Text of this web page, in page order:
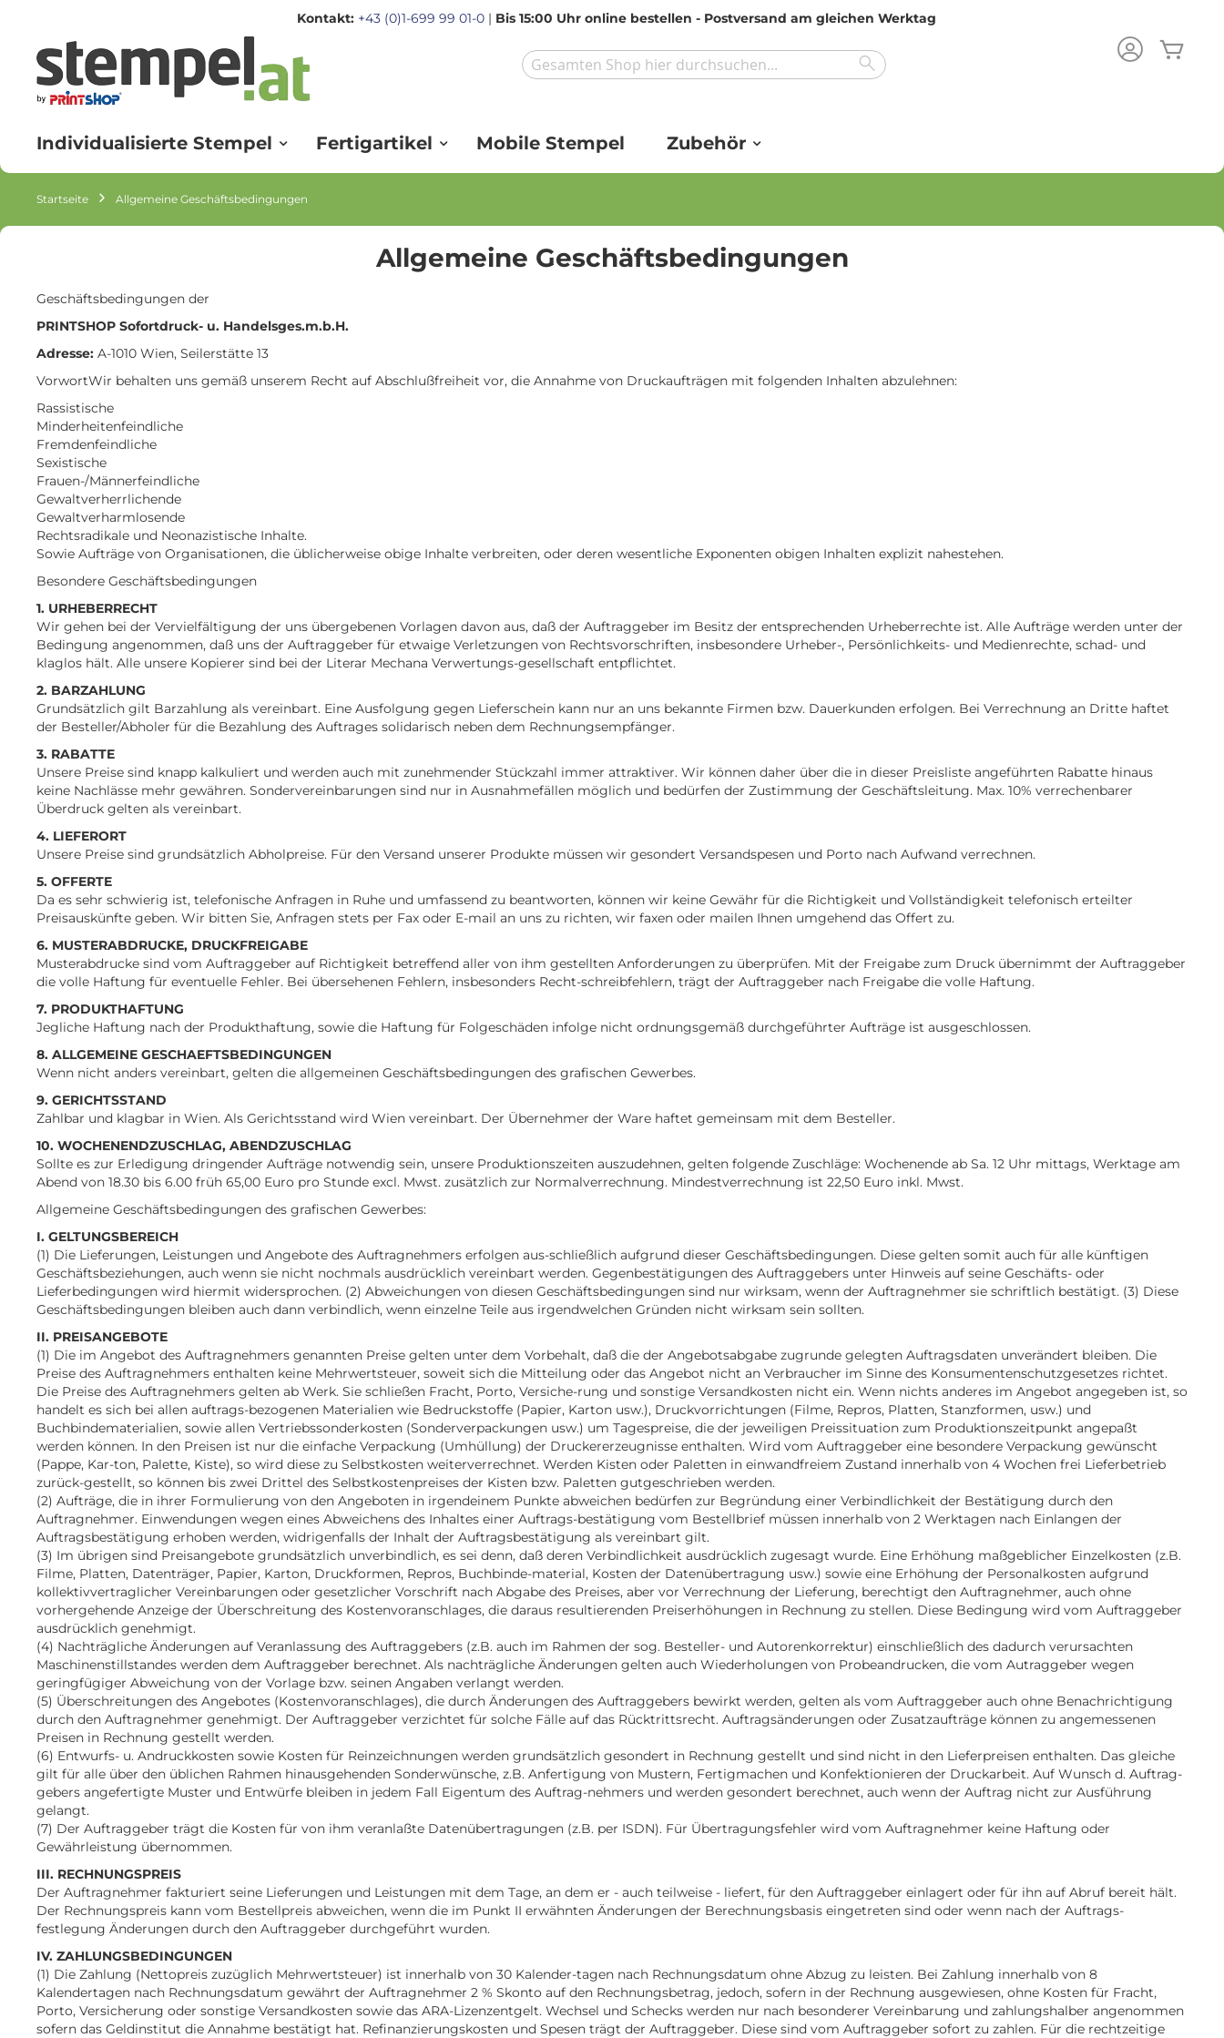
Kontakt: +43 (0)1-699 99 01-0 | Bis 15:00 Uhr online bestellen - Postversand am gleichen Werktag
springen
Search
Individualisierte Stempel Fertigartikel Mobile Stempel Zubehör
Startseite Allgemeine Geschäftsbedingungen
Allgemeine Geschäftsbedingungen
Geschäftsbedingungen der
PRINTSHOP Sofortdruck- u. Handelsges.m.b.H.
Adresse: A-1010 Wien, Seilerstätte 13
VorwortWir behalten uns gemäß unserem Recht auf Abschlußfreiheit vor, die Annahme von Druckaufträgen mit folgenden Inhalten abzulehnen:
Rassistische
Minderheitenfeindliche
Fremdenfeindliche
Sexistische
Frauen-/Männerfeindliche
Gewaltverherrlichende
Gewaltverharmlosende
Rechtsradikale und Neonazistische Inhalte.
Sowie Aufträge von Organisationen, die üblicherweise obige Inhalte verbreiten, oder deren wesentliche Exponenten obigen Inhalten explizit nahestehen.
Besondere Geschäftsbedingungen
1. URHEBERRECHT
Wir gehen bei der Vervielfältigung der uns übergebenen Vorlagen davon aus, daß der Auftraggeber im Besitz der entsprechenden Urheberrechte ist. Alle Aufträge werden unter der
Bedingung angenommen, daß uns der Auftraggeber für etwaige Verletzungen von Rechtsvorschriften, insbesondere Urheber-, Persönlichkeits- und Medienrechte, schad- und
klaglos hält. Alle unsere Kopierer sind bei der Literar Mechana Verwertungs-gesellschaft entpflichtet.
2. BARZAHLUNG
Grundsätzlich gilt Barzahlung als vereinbart. Eine Ausfolgung gegen Lieferschein kann nur an uns bekannte Firmen bzw. Dauerkunden erfolgen. Bei Verrechnung an Dritte haftet
der Besteller/Abholer für die Bezahlung des Auftrages solidarisch neben dem Rechnungsempfänger.
3. RABATTE
Unsere Preise sind knapp kalkuliert und werden auch mit zunehmender Stückzahl immer attraktiver. Wir können daher über die in dieser Preisliste angeführten Rabatte hinaus
keine Nachlässe mehr gewähren. Sondervereinbarungen sind nur in Ausnahmefällen möglich und bedürfen der Zustimmung der Geschäftsleitung. Max. 10% verrechenbarer
Überdruck gelten als vereinbart.
4. LIEFERORT
Unsere Preise sind grundsätzlich Abholpreise. Für den Versand unserer Produkte müssen wir gesondert Versandspesen und Porto nach Aufwand verrechnen.
5. OFFERTE
Da es sehr schwierig ist, telefonische Anfragen in Ruhe und umfassend zu beantworten, können wir keine Gewähr für die Richtigkeit und Vollständigkeit telefonisch erteilter
Preisauskünfte geben. Wir bitten Sie, Anfragen stets per Fax oder E-mail an uns zu richten, wir faxen oder mailen Ihnen umgehend das Offert zu.
6. MUSTERABDRUCKE, DRUCKFREIGABE
Musterabdrucke sind vom Auftraggeber auf Richtigkeit betreffend aller von ihm gestellten Anforderungen zu überprüfen. Mit der Freigabe zum Druck übernimmt der Auftraggeber
die volle Haftung für eventuelle Fehler. Bei übersehenen Fehlern, insbesonders Recht-schreibfehlern, trägt der Auftraggeber nach Freigabe die volle Haftung.
7. PRODUKTHAFTUNG
Jegliche Haftung nach der Produkthaftung, sowie die Haftung für Folgeschäden infolge nicht ordnungsgemäß durchgeführter Aufträge ist ausgeschlossen.
8. ALLGEMEINE GESCHAEFTSBEDINGUNGEN
Wenn nicht anders vereinbart, gelten die allgemeinen Geschäftsbedingungen des grafischen Gewerbes.
9. GERICHTSSTAND
Zahlbar und klagbar in Wien. Als Gerichtsstand wird Wien vereinbart. Der Übernehmer der Ware haftet gemeinsam mit dem Besteller.
10. WOCHENENDZUSCHLAG, ABENDZUSCHLAG
Sollte es zur Erledigung dringender Aufträge notwendig sein, unsere Produktionszeiten auszudehnen, gelten folgende Zuschläge: Wochenende ab Sa. 12 Uhr mittags, Werktage am
Abend von 18.30 bis 6.00 früh 65,00 Euro pro Stunde excl. Mwst. zusätzlich zur Normalverrechnung. Mindestverrechnung ist 22,50 Euro inkl. Mwst.
Allgemeine Geschäftsbedingungen des grafischen Gewerbes:
I. GELTUNGSBEREICH
(1) Die Lieferungen, Leistungen und Angebote des Auftragnehmers erfolgen aus-schließlich aufgrund dieser Geschäftsbedingungen. Diese gelten somit auch für alle künftigen
Geschäftsbeziehungen, auch wenn sie nicht nochmals ausdrücklich vereinbart werden. Gegenbestätigungen des Auftraggebers unter Hinweis auf seine Geschäfts- oder
Lieferbedingungen wird hiermit widersprochen. (2) Abweichungen von diesen Geschäftsbedingungen sind nur wirksam, wenn der Auftragnehmer sie schriftlich bestätigt. (3) Diese
Geschäftsbedingungen bleiben auch dann verbindlich, wenn einzelne Teile aus irgendwelchen Gründen nicht wirksam sein sollten.
II. PREISANGEBOTE
(1) Die im Angebot des Auftragnehmers genannten Preise gelten unter dem Vorbehalt, daß die der Angebotsabgabe zugrunde gelegten Auftragsdaten unverändert bleiben. Die
Preise des Auftragnehmers enthalten keine Mehrwertsteuer, soweit sich die Mitteilung oder das Angebot nicht an Verbraucher im Sinne des Konsumentenschutzgesetzes richtet.
Die Preise des Auftragnehmers gelten ab Werk. Sie schließen Fracht, Porto, Versiche-rung und sonstige Versandkosten nicht ein. Wenn nichts anderes im Angebot angegeben ist, so
handelt es sich bei allen auftrags-bezogenen Materialien wie Bedruckstoffe (Papier, Karton usw.), Druckvorrichtungen (Filme, Repros, Platten, Stanzformen, usw.) und
Buchbindematerialien, sowie allen Vertriebssonderkosten (Sonderverpackungen usw.) um Tagespreise, die der jeweiligen Preissituation zum Produktionszeitpunkt angepaßt
werden können. In den Preisen ist nur die einfache Verpackung (Umhüllung) der Druckererzeugnisse enthalten. Wird vom Auftraggeber eine besondere Verpackung gewünscht
(Pappe, Kar-ton, Palette, Kiste), so wird diese zu Selbstkosten weiterverrechnet. Werden Kisten oder Paletten in einwandfreiem Zustand innerhalb von 4 Wochen frei Lieferbetrieb
zurück-gestellt, so können bis zwei Drittel des Selbstkostenpreises der Kisten bzw. Paletten gutgeschrieben werden.
(2) Aufträge, die in ihrer Formulierung von den Angeboten in irgendeinem Punkte abweichen bedürfen zur Begründung einer Verbindlichkeit der Bestätigung durch den
Auftragnehmer. Einwendungen wegen eines Abweichens des Inhaltes einer Auftrags-bestätigung vom Bestellbrief müssen innerhalb von 2 Werktagen nach Einlangen der
Auftragsbestätigung erhoben werden, widrigenfalls der Inhalt der Auftragsbestätigung als vereinbart gilt.
(3) Im übrigen sind Preisangebote grundsätzlich unverbindlich, es sei denn, daß deren Verbindlichkeit ausdrücklich zugesagt wurde. Eine Erhöhung maßgeblicher Einzelkosten (z.B.
Filme, Platten, Datenträger, Papier, Karton, Druckformen, Repros, Buchbinde-material, Kosten der Datenübertragung usw.) sowie eine Erhöhung der Personalkosten aufgrund
kollektivvertraglicher Vereinbarungen oder gesetzlicher Vorschrift nach Abgabe des Preises, aber vor Verrechnung der Lieferung, berechtigt den Auftragnehmer, auch ohne
vorhergehende Anzeige der Überschreitung des Kostenvoranschlages, die daraus resultierenden Preiserhöhungen in Rechnung zu stellen. Diese Bedingung wird vom Auftraggeber
ausdrücklich genehmigt.
(4) Nachträgliche Änderungen auf Veranlassung des Auftraggebers (z.B. auch im Rahmen der sog. Besteller- und Autorenkorrektur) einschließlich des dadurch verursachten
Maschinenstillstandes werden dem Auftraggeber berechnet. Als nachträgliche Änderungen gelten auch Wiederholungen von Probeandrucken, die vom Autraggeber wegen
geringfügiger Abweichung von der Vorlage bzw. seinen Angaben verlangt werden.
(5) Überschreitungen des Angebotes (Kostenvoranschlages), die durch Änderungen des Auftraggebers bewirkt werden, gelten als vom Auftraggeber auch ohne Benachrichtigung
durch den Auftragnehmer genehmigt. Der Auftraggeber verzichtet für solche Fälle auf das Rücktrittsrecht. Auftragsänderungen oder Zusatzaufträge können zu angemessenen
Preisen in Rechnung gestellt werden.
(6) Entwurfs- u. Andruckkosten sowie Kosten für Reinzeichnungen werden grundsätzlich gesondert in Rechnung gestellt und sind nicht in den Lieferpreisen enthalten. Das gleiche
gilt für alle über den üblichen Rahmen hinausgehenden Sonderwünsche, z.B. Anfertigung von Mustern, Fertigmachen und Konfektionieren der Druckarbeit. Auf Wunsch d. Auftrag-
gebers angefertigte Muster und Entwürfe bleiben in jedem Fall Eigentum des Auftrag-nehmers und werden gesondert berechnet, auch wenn der Auftrag nicht zur Ausführung
gelangt.
(7) Der Auftraggeber trägt die Kosten für von ihm veranlaßte Datenübertragungen (z.B. per ISDN). Für Übertragungsfehler wird vom Auftragnehmer keine Haftung oder
Gewährleistung übernommen.
III. RECHNUNGSPREIS
Der Auftragnehmer fakturiert seine Lieferungen und Leistungen mit dem Tage, an dem er - auch teilweise - liefert, für den Auftraggeber einlagert oder für ihn auf Abruf bereit hält.
Der Rechnungspreis kann vom Bestellpreis abweichen, wenn die im Punkt II erwähnten Änderungen der Berechnungsbasis eingetreten sind oder wenn nach der Auftrags-
festlegung Änderungen durch den Auftraggeber durchgeführt wurden.
IV. ZAHLUNGSBEDINGUNGEN
(1) Die Zahlung (Nettopreis zuzüglich Mehrwertsteuer) ist innerhalb von 30 Kalender-tagen nach Rechnungsdatum ohne Abzug zu leisten. Bei Zahlung innerhalb von 8
Kalendertagen nach Rechnungsdatum gewährt der Auftragnehmer 2 % Skonto auf den Rechnungsbetrag, jedoch, sofern in der Rechnung ausgewiesen, ohne Kosten für Fracht,
Porto, Versicherung oder sonstige Versandkosten sowie das ARA-Lizenzentgelt. Wechsel und Schecks werden nur nach besonderer Vereinbarung und zahlungshalber angenommen
sofern das Geldinstitut die Annahme bestätigt hat. Refinanzierungskosten und Spesen trägt der Auftraggeber. Diese sind vom Auftraggeber sofort zu zahlen. Für die rechtzeitige